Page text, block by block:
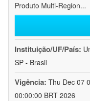
Produto Multi-Region...
Instituição/UF/País:
SP - Brasil
Vigência: Thu Dec 07
00:00:00 BRT 2026